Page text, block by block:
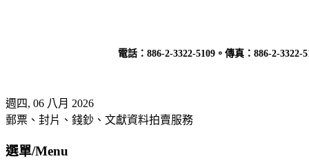
電話： 886-2-3322-5109。傳真： 886-2-3322-
週四, 06 八月 2026
郵票、封片、錢鈔、文獻資料拍賣服務
選單/Menu